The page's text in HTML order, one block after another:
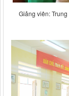
Giảng viên: